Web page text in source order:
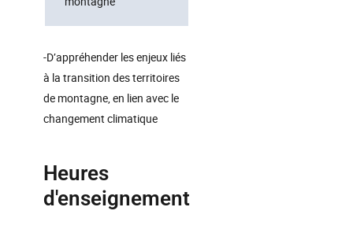
-D’appréhender les enjeux liés
à la transition des territoires
de montagne, en lien avec le
changement climatique
Heures
d'enseignement